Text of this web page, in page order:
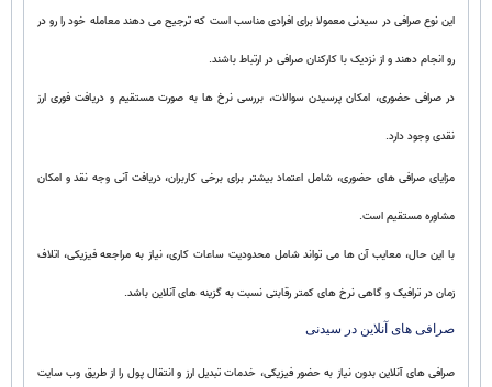
این نوع صرافی در سیدنی معمولا برای افرادی مناسب است که ترجیح می دهند معامله خود را رو در
رو انجام دهند و از نزدیک با کارکنان صرافی در ارتباط باشند.
در صرافی حضوری، امکان پرسیدن سوالات، بررسی نرخ ها به صورت مستقیم و دریافت فوری ارز
نقدی وجود دارد.
مزایای صرافی های حضوری، شامل اعتماد بیشتر برای برخی کاربران، دریافت آنی وجه نقد و امکان
مشاوره مستقیم است.
با این حال، معایب آن ها می تواند شامل محدودیت ساعات کاری، نیاز به مراجعه فیزیکی، اتلاف
زمان در ترافیک و گاهی نرخ های کمتر رقابتی نسبت به گزینه های آنلاین باشد.
صرافی های آنلاین در سیدنی
صرافی های آنلاین بدون نیاز به حضور فیزیکی، خدمات تبدیل ارز و انتقال پول را از طریق وب سایت